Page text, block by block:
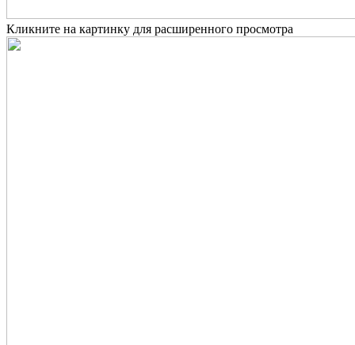
Кликните на картинку для расширенного просмотра